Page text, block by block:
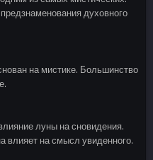
духовного
на мистике. Большинство
луны на сновидения.
влияет на смысл увиденного.